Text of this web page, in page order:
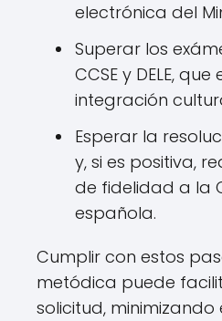
electrónica del
Superar los
CCSE y DELE,
integración
Esperar la
y, si es positiva,
de fidelidad a la
española.
Cumplir con estos
metódica puede
solicitud, minimizando